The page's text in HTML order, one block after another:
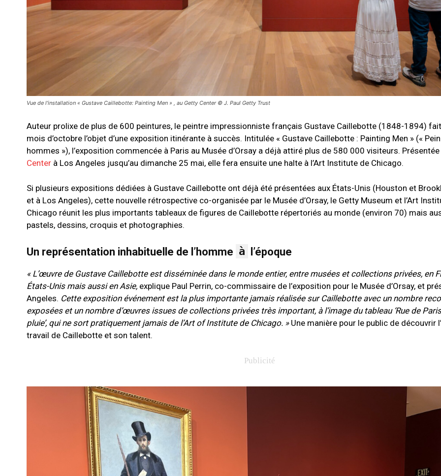
Vue de l'installation « Gustave Caillebotte: Painting Men » , au Getty Center © J. Paul Getty Trust
Auteur prolixe de plus de 600 peintures, le peintre impressionniste français Gustave Caillebotte (1848-1894)
mois d’octobre l’objet d’une exposition itinérante à succès. Intitulée « Gustave Caillebotte : Painting Men » («
hommes »), l’exposition commencée à Paris au Musée d’Orsay a déjà attiré plus de 580 000 visiteurs.
Center à Los Angeles jusqu’au dimanche 25 mai, elle fera ensuite une halte à l’Art Institute de Chicago.
Si plusieurs expositions dédiées à Gustave Caillebotte ont déjà été présentées aux États-Unis (Houston et
et à Los Angeles), cette nouvelle rétrospective co-organisée par le Musée d’Orsay, le Getty Museum et l’Art
Chicago réunit les plus importants tableaux de figures de Caillebotte répertoriés au monde (environ 70) mais
pastels, dessins, croquis et photographies.
Un représentation inhabituelle de l’homme à l’époque
« L’œuvre de Gustave Caillebotte est disséminée dans le monde entier, entre musées et collections privées, en
États-Unis mais aussi en Asie, explique Paul Perrin, co-commissaire de l’exposition pour le Musée d’Orsay, et
Angeles. Cette exposition événement est la plus importante jamais réalisée sur Caillebotte avec un nombre
exposées et un nombre d’œuvres issues de collections privées très important, à l’image du tableau ‘Rue de
pluie’, qui ne sort pratiquement jamais de l’Art of Institute de Chicago. » Une manière pour le public de découvrir
travail de Caillebotte et son talent.